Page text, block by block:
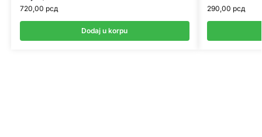
720,00 рсд
Dodaj u korpu
290,00 рсд